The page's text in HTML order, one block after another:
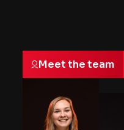
Meet the team